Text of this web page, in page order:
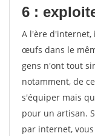
6 :
A l'ère d'internet,
œufs dans le
gens n'ont tout
notamment, de
s'équiper mais
pour un artisan.
par internet,